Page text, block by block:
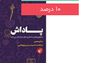
۱۰ درصد